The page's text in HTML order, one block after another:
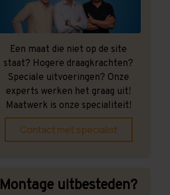
Een maat die niet op de site
staat? Hogere draagkrachten?
Speciale uitvoeringen? Onze
experts werken het graag uit!
Maatwerk is onze specialiteit!
Contact met specialist
Montage uitbesteden?